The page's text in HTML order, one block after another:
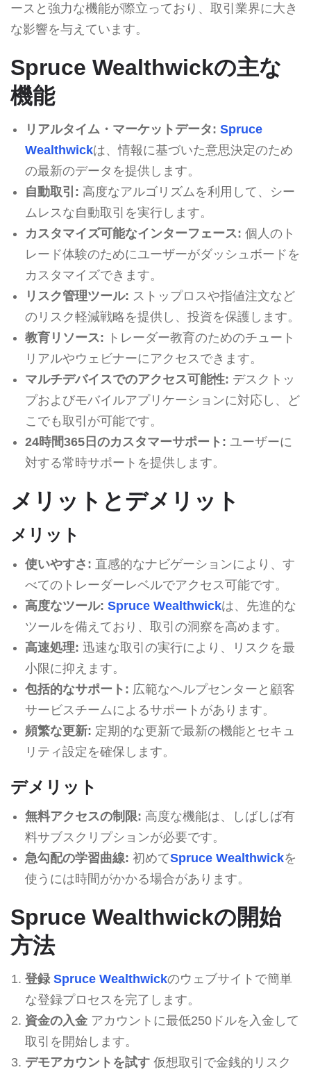
ースと強力な機能が際立っており、取引業界に大き
な影響を与えています。
Spruce Wealthwickの主な
機能
リアルタイム・マーケットデータ: Spruce
Wealthwickは、情報に基づいた意思決定のため
の最新のデータを提供します。
自動取引: 高度なアルゴリズムを利用して、シー
ムレスな自動取引を実行します。
カスタマイズ可能なインターフェース: 個人のト
レード体験のためにユーザーがダッシュボードを
カスタマイズできます。
リスク管理ツール: ストップロスや指値注文など
のリスク軽減戦略を提供し、投資を保護します。
教育リソース: トレーダー教育のためのチュート
リアルやウェビナーにアクセスできます。
マルチデバイスでのアクセス可能性: デスクトッ
プおよびモバイルアプリケーションに対応し、ど
こでも取引が可能です。
24時間365日のカスタマーサポート: ユーザーに
対する常時サポートを提供します。
メリットとデメリット
メリット
使いやすさ: 直感的なナビゲーションにより、す
べてのトレーダーレベルでアクセス可能です。
高度なツール: Spruce Wealthwickは、先進的な
ツールを備えており、取引の洞察を高めます。
高速処理: 迅速な取引の実行により、リスクを最
小限に抑えます。
包括的なサポート: 広範なヘルプセンターと顧客
サービスチームによるサポートがあります。
頻繁な更新: 定期的な更新で最新の機能とセキュ
リティ設定を確保します。
デメリット
無料アクセスの制限: 高度な機能は、しばしば有
料サブスクリプションが必要です。
急勾配の学習曲線: 初めてSpruce Wealthwickを
使うには時間がかかる場合があります。
Spruce Wealthwickの開始
方法
登録 Spruce Wealthwickのウェブサイトで簡単
な登録プロセスを完了します。
資金の入金アカウントに最低250ドルを入金して
取引を開始します。
デモアカウントを試す仮想取引で金銭的リスク